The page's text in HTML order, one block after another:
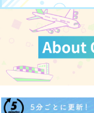
スキトキメキトキス
碧瑠璃のソォダ水
1,572円（税込）
サンプル
サンプル
カート